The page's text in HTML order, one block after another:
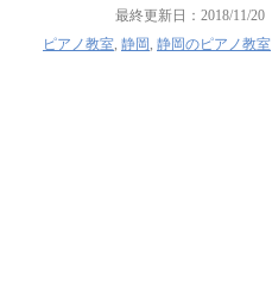
最終更新日：2018/11/20
ピアノ教室, 静岡, 静岡のピアノ教室